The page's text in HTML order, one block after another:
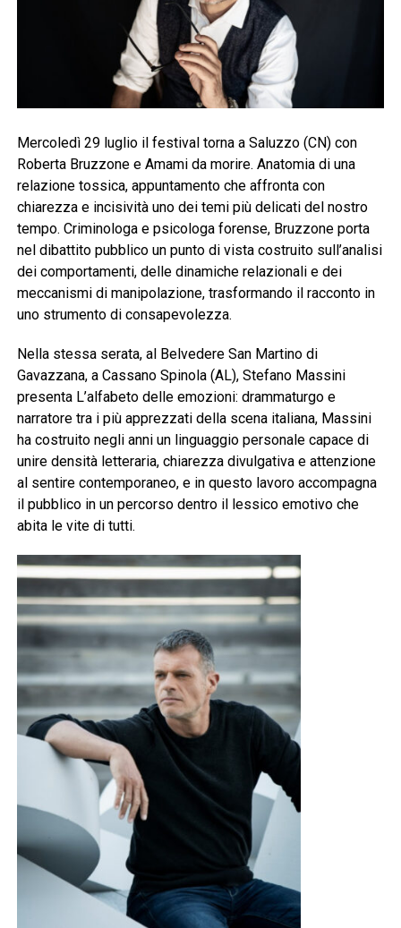
Mercoledì 29 luglio il festival torna a Saluzzo (CN) con
Roberta Bruzzone e Amami da morire. Anatomia di una
relazione tossica, appuntamento che affronta con
chiarezza e incisività uno dei temi più delicati del nostro
tempo. Criminologa e psicologa forense, Bruzzone porta
nel dibattito pubblico un punto di vista costruito sull’analisi
dei comportamenti, delle dinamiche relazionali e dei
meccanismi di manipolazione, trasformando il racconto in
uno strumento di consapevolezza.
Nella stessa serata, al Belvedere San Martino di
Gavazzana, a Cassano Spinola (AL), Stefano Massini
presenta L’alfabeto delle emozioni: drammaturgo e
narratore tra i più apprezzati della scena italiana, Massini
ha costruito negli anni un linguaggio personale capace di
unire densità letteraria, chiarezza divulgativa e attenzione
al sentire contemporaneo, e in questo lavoro accompagna
il pubblico in un percorso dentro il lessico emotivo che
abita le vite di tutti.